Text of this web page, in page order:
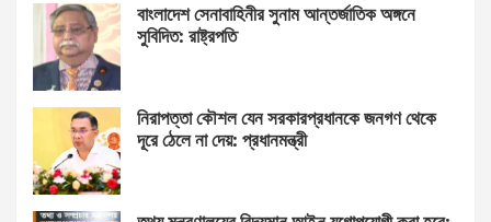
বাংলাদেশ সেনাবাহিনীর সুনাম আন্তর্জাতিক অঙ্গনে
সুবিদিত: রাষ্ট্রপতি
নিরাপত্তা কৌশল যেন সরকারপ্রধানকে জনগণ থেকে
দূরে ঠেলে না দেয়: প্রধানমন্ত্রী